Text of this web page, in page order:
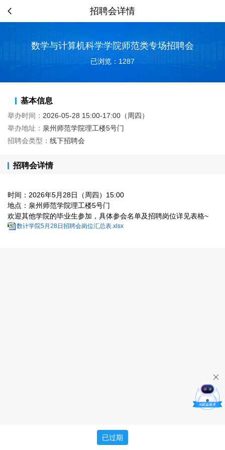
招聘会详情
数学与计算机科学学院师范类专场招聘会
已浏览：1287
基本信息
举办时间： 2026-05-28 15:00-17:00（周四）
举办地址： 泉州师范学院理工楼5号门
招聘会类型： 线下招聘会
招聘会详情
时间：2026年5月28日（周四）15:00
地点：泉州师范学院理工楼5号门
欢迎其他学院的毕业生参加，具体参会名单及招聘岗位详见表格~
数计学院5月28日招聘会岗位汇总表.xlsx
已过期